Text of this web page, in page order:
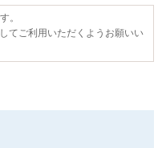
。
てご利用いただくようお願いい